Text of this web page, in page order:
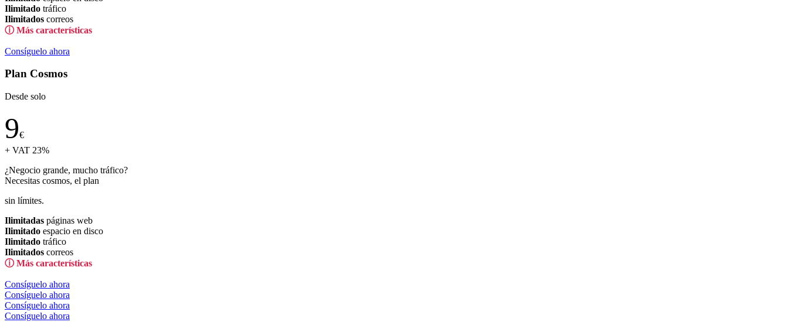
Ilimitado tráfico
Ilimitados correos
ⓘ Más características
Consíguelo ahora
Plan Cosmos
Desde solo
9€
+ VAT 23%
¿Negocio grande, mucho tráfico?
Necesitas cosmos, el plan
sin límites.
Ilimitadas páginas web
Ilimitado espacio en disco
Ilimitado tráfico
Ilimitados correos
ⓘ Más características
Consíguelo ahora
Consíguelo ahora
Consíguelo ahora
Consíguelo ahora